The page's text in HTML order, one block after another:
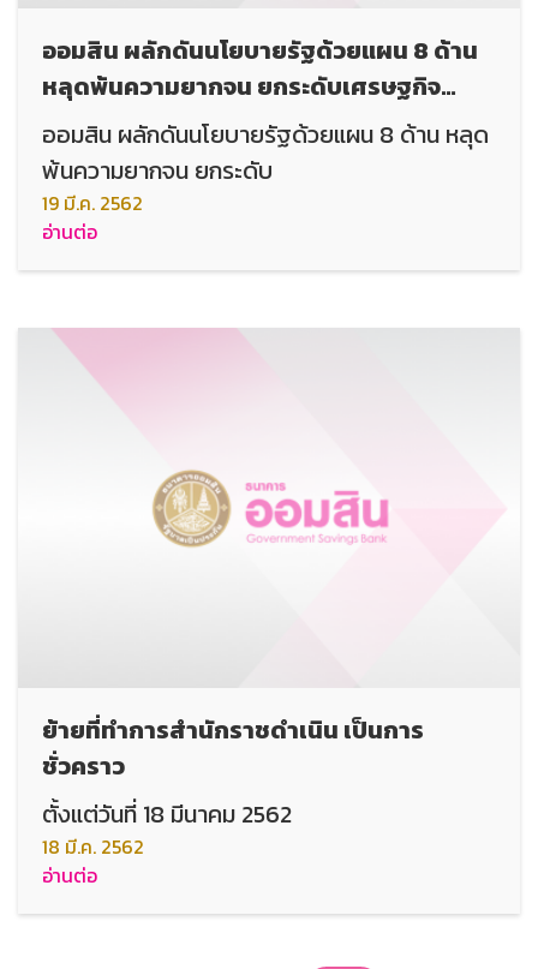
ออมสิน ผลักดันนโยบายรัฐด้วยแผน 8 ด้าน
หลุดพ้นความยากจน ยกระดับเศรษฐกิจ
ฐานราก ส่งเสริมคุณภาพชีวิต
ออมสิน ผลักดันนโยบายรัฐด้วยแผน 8 ด้าน หลุด
พ้นความยากจน ยกระดับ
19 มี.ค. 2562
อ่านต่อ
ย้ายที่ทำการสำนักราชดำเนิน เป็นการ
ชั่วคราว
ตั้งแต่วันที่ 18 มีนาคม 2562
18 มี.ค. 2562
อ่านต่อ